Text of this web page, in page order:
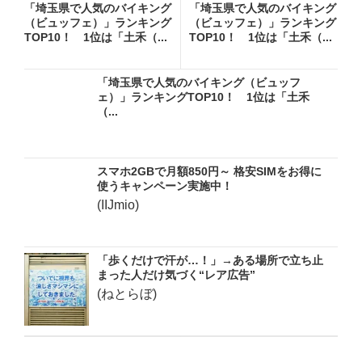
「埼玉県で人気のバイキング
（ビュッフェ）」ランキング
TOP10！ 1位は「土禾（...
「埼玉県で人気のバイキング
（ビュッフェ）」ランキング
TOP10！ 1位は「土禾（...
「埼玉県で人気のバイキング（ビュッフ
ェ）」ランキングTOP10！ 1位は「土禾
（...
スマホ2GBで月額850円～ 格安SIMをお得に
使うキャンペーン実施中！
(IIJmio)
「歩くだけで汗が…！」→ある場所で立ち止
まった人だけ気づく“レア広告”
(ねとらぼ)